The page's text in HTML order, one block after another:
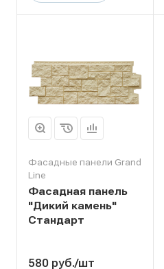
Фасадные панели Grand
Line
Фасадная панель
"Дикий камень"
Стандарт
580 руб./шт